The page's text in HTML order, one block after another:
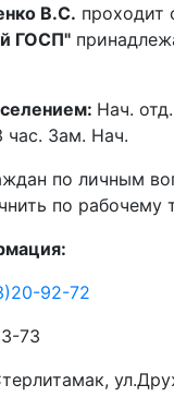
В.С. проходит
ГОСП"
Нач.
час. Зам. Нач.
по личным
по рабочему
92-72
73